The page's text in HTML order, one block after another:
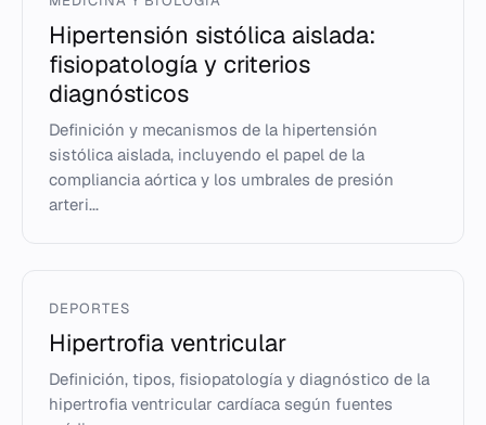
Hipertensión sistólica aislada:
fisiopatología y criterios
diagnósticos
Definición y mecanismos de la hipertensión
sistólica aislada, incluyendo el papel de la
compliancia aórtica y los umbrales de presión
arteri...
DEPORTES
Hipertrofia ventricular
Definición, tipos, fisiopatología y diagnóstico de la
hipertrofia ventricular cardíaca según fuentes